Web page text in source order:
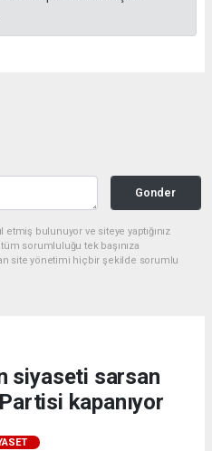
Gonder
etmiş bulunuyor ve siteye yaptığınız
sorumluluğu tek başınıza
site yönetimi hiçbir şekilde sorumlu
siyaseti sarsan
kapanıyor